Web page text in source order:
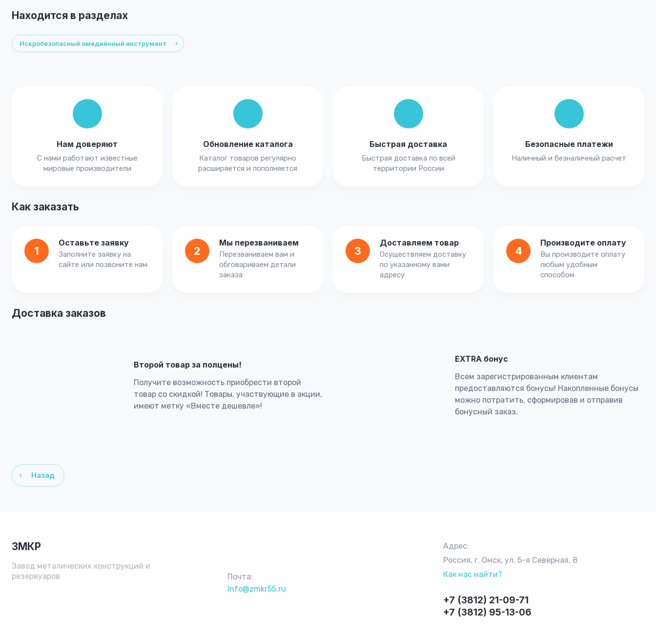
Находится в разделах
Искробезопасный омеднённый инструмент
Нам доверяют
С нами работают известные
мировые производители
Обновление каталога
Каталог товаров регулярно
расширяется и пополняется
Быстрая доставка
Быстрая доставка по всей
территории России
Безопасные платежи
Наличный и безналичный расчет
Как заказать
1
Оставьте заявку
Заполните заявку на
сайте или позвоните нам
2
Мы перезваниваем
Перезваниваем вам и
обговариваем детали
заказа
3
Доставляем товар
Осуществляем доставку
по указанному вами
адресу
4
Производите оплату
Вы производите оплату
любым удобным
способом
Доставка заказов
Второй товар за полцены!
Получите возможность приобрести второй
товар со скидкой! Товары, участвующие в акции,
имеют метку «Вместе дешевле»!
EXTRA бонус
Всем зарегистрированным клиентам
предоставляются бонусы! Накопленные бонусы
можно потратить, сформировав и отправив
бонусный заказ.
Назад
ЗМКР
Завод металических конструкций и
резервуаров
Почта:
Info@zmkr55.ru
Адрес:
Россия, г. Омск, ул. 5-я Северная, 8
Как нас найти?
+7 (3812) 21-09-71
+7 (3812) 95-13-06